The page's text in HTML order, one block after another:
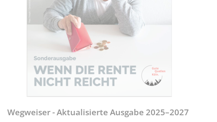
Wegweiser - Aktualisierte Ausgabe 2025–2027